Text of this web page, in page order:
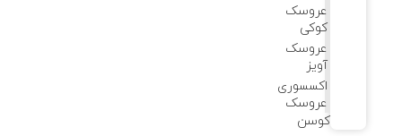
عروسک
کوکی
عروسک
آویز
اکسسوری
عروسک
کوسن